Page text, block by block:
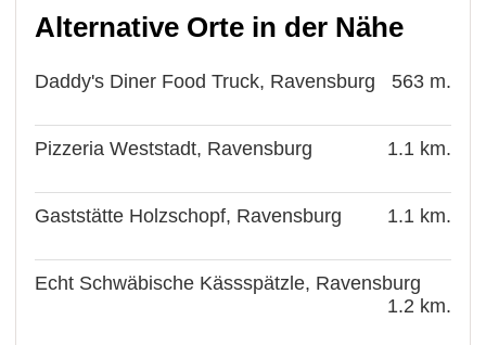
Alternative Orte in der Nähe
Daddy's Diner Food Truck, Ravensburg 563 m.
Pizzeria Weststadt, Ravensburg 1.1 km.
Gaststätte Holzschopf, Ravensburg 1.1 km.
Echt Schwäbische Kässspätzle, Ravensburg
1.2 km.